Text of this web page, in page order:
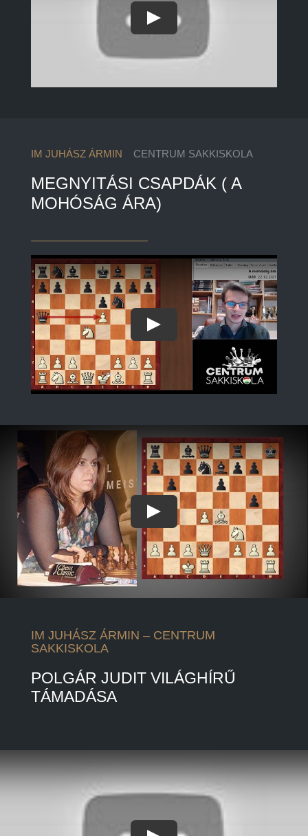
Play
IM JUHÁSZ ÁRMIN CENTRUM SAKKISKOLA
MEGNYITÁSI CSAPDÁK ( A
MOHÓSÁG ÁRA)
Play
Play
IM JUHÁSZ ÁRMIN – CENTRUM
SAKKISKOLA
POLGÁR JUDIT VILÁGHÍRŰ
TÁMADÁSA